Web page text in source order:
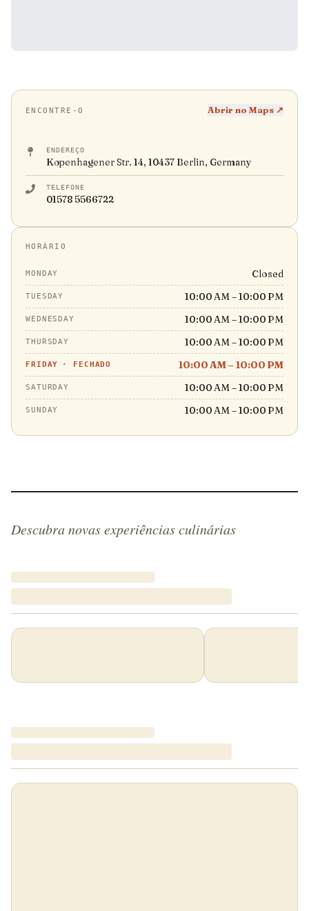
ENCONTRE-O Abrir no Maps ↗
ENDEREÇO
Kopenhagener Str. 14, 10437 Berlin, Germany
TELEFONE
01578 5566722
HORÁRIO
MONDAY Closed
TUESDAY 10:00 AM – 10:00 PM
WEDNESDAY 10:00 AM – 10:00 PM
THURSDAY 10:00 AM – 10:00 PM
FRIDAY · FECHADO 10:00 AM – 10:00 PM
SATURDAY 10:00 AM – 10:00 PM
SUNDAY 10:00 AM – 10:00 PM
Descubra novas experiências culinárias